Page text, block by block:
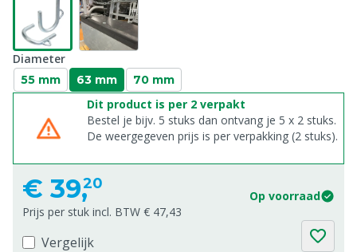
Diameter
55 mm 63 mm 70 mm
Dit product is per 2 verpakt
Bestel je bijv. 5 stuks dan ontvang je 5 x 2 stuks.
De weergegeven prijs is per verpakking (2 stuks).
€ 39,20
Op voorraad
Prijs per stuk incl. BTW € 47,43
Vergelijk